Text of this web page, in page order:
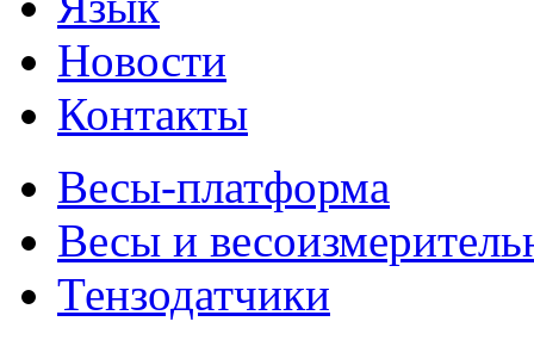
Новости
Контакты
Весы-платформа
Весы и
Тензодатчики